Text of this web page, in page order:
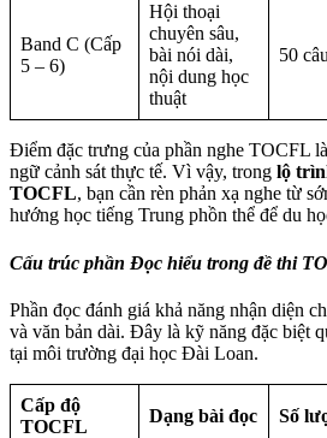
Band C (Cấp
5 – 6)
Hội thoại
chuyên sâu,
bài nói dài,
nội dung học
thuật
50 câu
Điểm đặc trưng của phần nghe TOCFL
ngữ cảnh sát thực tế. Vì vậy, trong lộ
TOCFL, bạn cần rèn phản xạ nghe từ
hướng học tiếng Trung phồn thể để du
Cấu trúc phần Đọc hiểu trong đề thi
Phần đọc đánh giá khả năng nhận diện
và văn bản dài. Đây là kỹ năng đặc biệt
tại môi trường đại học Đài Loan.
Cấp độ
TOCFL
Dạng bài đọc Số